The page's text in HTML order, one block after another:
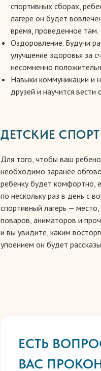
ДЕТСКИЕ
Для того, чтобы ваш
необходимо заранее
ребенку будет комфортно,
по нескольку раз в день с
спортивный лагерь —
поваров, аниматоров и
и вы увидите, каким
упоением он будет
спортивных сборах,
лагере он будет
время, проведенное там.
Оздоровление. Будучи
улучшение здоровья за
несомненно
Навыки коммуникации и
друзей и научится
ЕСТЬ
ВАС